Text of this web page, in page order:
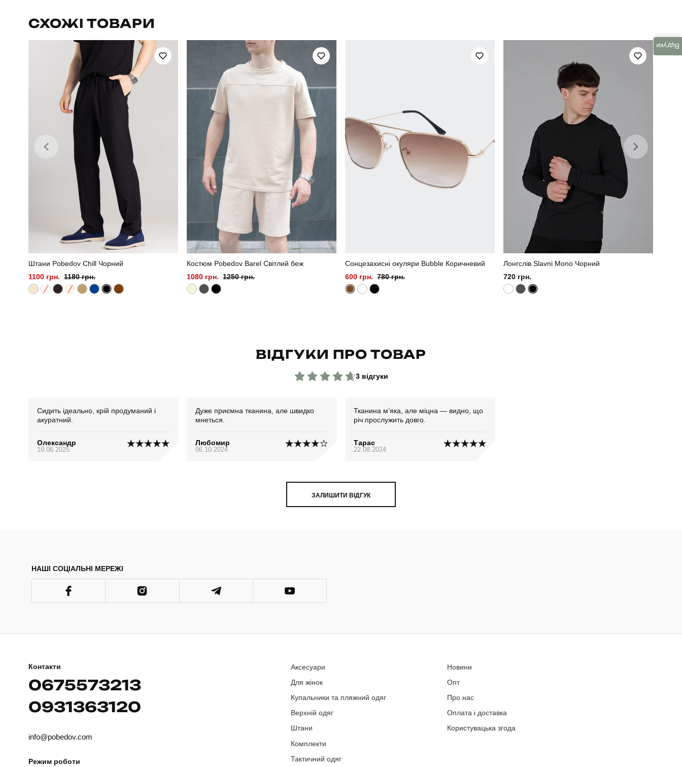
Стиль
хакі 100% поліестер
Країна - виробник
СХОЖІ ТОВАРИ
Штани Pobedov Chill Чорний
1100 грн. 1180 грн.
Костюм Pobedov Barel Світлий беж
1080 грн. 1250 грн.
Сонцезахисні окуляри Bubble Коричневий
600 грн. 780 грн.
Лонгслів Slavni Mono Чорний
720 грн.
ВІДГУКИ ПРО ТОВАР
Відгуки
3 відгуки
Сидить ідеально, крій продуманий і
акуратний.
Олександр
19.06.2025
Дуже приємна тканина, але швидко
мнеться.
Любомир
06.10.2024
Тканина м’яка, але міцна — видно, що
річ прослужить довго.
Тарас
22.08.2024
ЗАЛИШИТИ ВІДГУК
НАШІ СОЦІАЛЬНІ МЕРЕЖІ
Контакти
0675573213
0931363120
info@pobedov.com
Режим роботи
Аксесуари
Для жінок
Купальники та пляжний одяг
Верхній одяг
Штани
Комплекти
Тактичний одяг
Новини
Опт
Про нас
Оплата і доставка
Користувацька згода